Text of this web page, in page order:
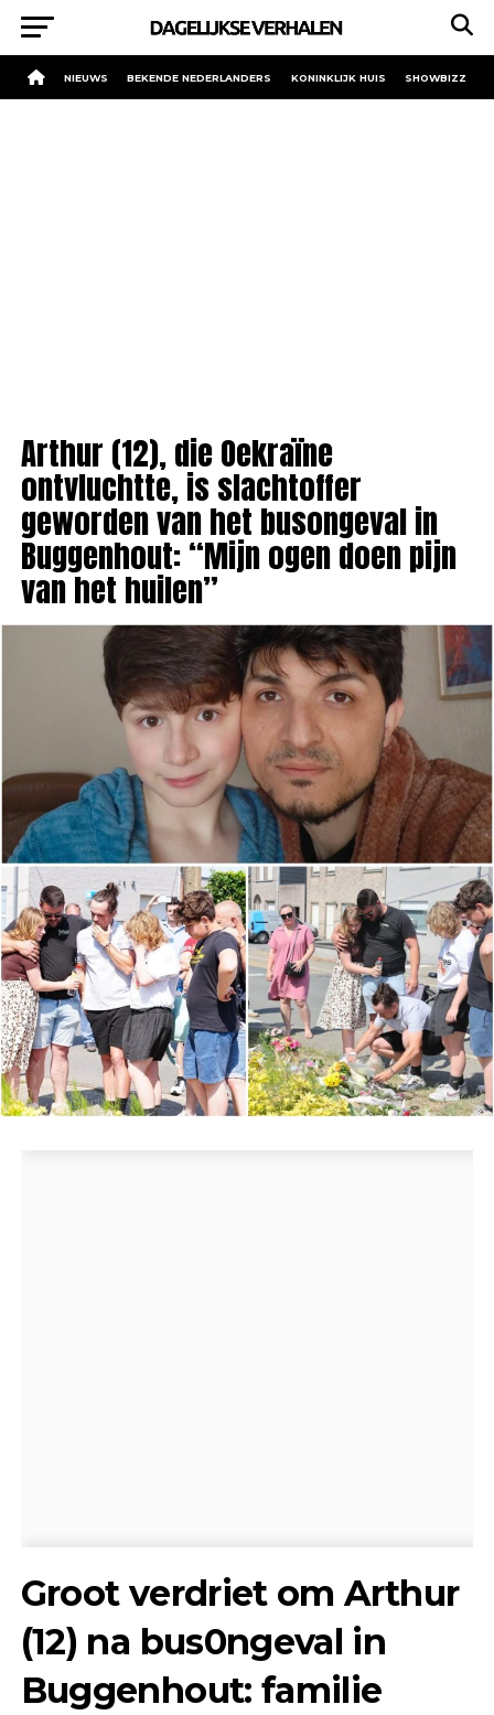
NIEUWS BEKENDE NEDERLANDERS KONINKLIJK HUIS SHOWBIZZ
Arthur (12), die Oekraïne
ontvluchtte, is slachtoffer
geworden van het busongeval in
Buggenhout: “Mijn ogen doen pijn
van het huilen”
Groot verdriet om Arthur
(12) na bus0ngeval in
Buggenhout: familie